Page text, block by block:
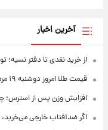
آخرین اخبار
از خرید نقدی تا دفتر نسیه؛ تورم
قیمت طلا امروز دوشنبه ۱۹ مرداد ۱۴۰۵
افزایش وزن پس از استرس؛ چه
اگر ضدآفتاب خارجی می‌خرید،